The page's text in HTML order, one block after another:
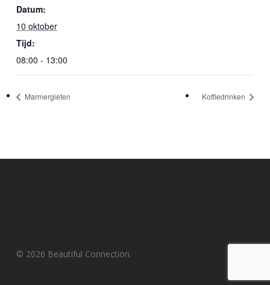
Datum:
10 oktober
Tijd:
08:00 - 13:00
Marmergieten Koffiedrinken
© 2026 Beautiful Connection.